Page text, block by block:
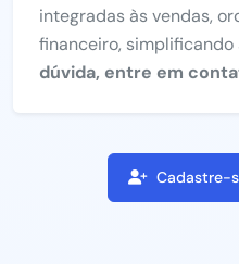
integradas às vendas,
financeiro, simplificando
dúvida, entre em
Cadastre-